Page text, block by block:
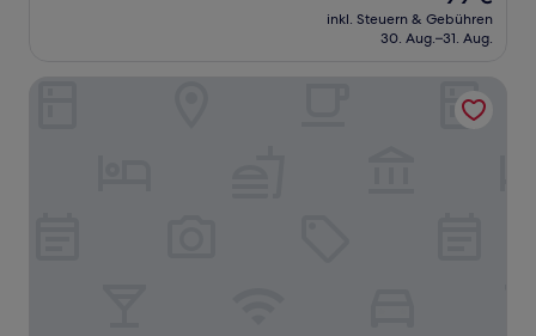
Bewertungen)
Preis
beträgt
inkl. Steuern & Gebühren
30. Aug.–31. Aug.